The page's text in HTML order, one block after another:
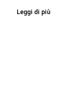
Leggi di più